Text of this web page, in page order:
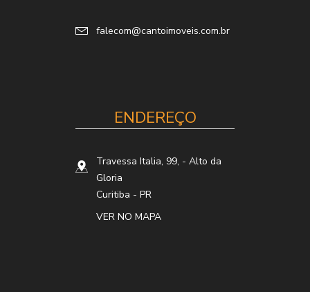
falecom@cantoimoveis.com.br
ENDEREÇO
Travessa Italia, 99, - Alto da
Gloria
Curitiba - PR
VER NO MAPA